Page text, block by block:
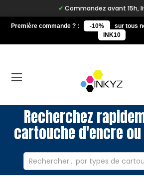
Commandez avant 15h,
Première commande ? : -10%
sur tous
INK10
Recherchez
cartouche d'encre